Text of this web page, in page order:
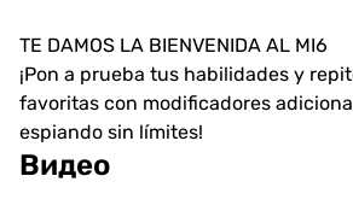
TE DAMOS LA BIENVENIDA AL MI6
¡Pon a prueba tus habilidades y
favoritas con modificadores
espiando sin límites!
Видео